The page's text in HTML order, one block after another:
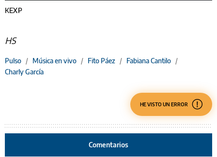
KEXP
HS
Pulso / Música en vivo / Fito Páez / Fabiana Cantilo /
Charly García
HE VISTO UN ERROR
Comentarios